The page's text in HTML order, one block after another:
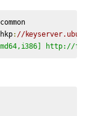
common
: //
http://